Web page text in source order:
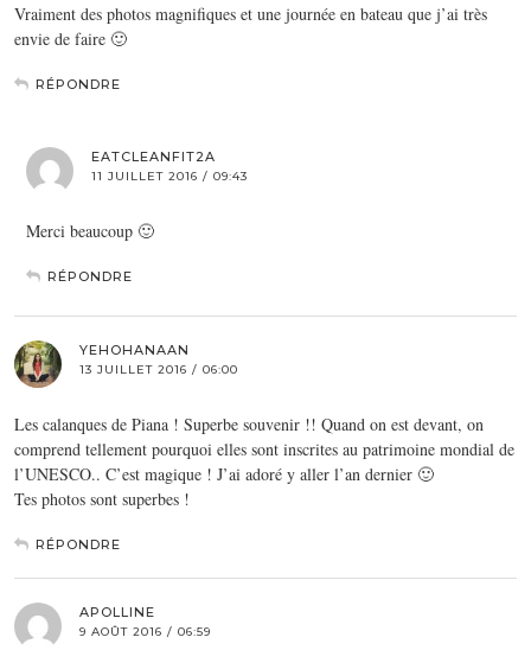
Vraiment des photos magnifiques et une journée en bateau que j’ai très
envie de faire 🙂
RÉPONDRE
EATCLEANFIT2A
11 JUILLET 2016 / 09:43
Merci beaucoup 🙂
RÉPONDRE
YEHOHANAAN
13 JUILLET 2016 / 06:00
Les calanques de Piana ! Superbe souvenir !! Quand on est devant, on
comprend tellement pourquoi elles sont inscrites au patrimoine mondial de
l’UNESCO.. C’est magique ! J’ai adoré y aller l’an dernier 🙂
Tes photos sont superbes !
RÉPONDRE
APOLLINE
9 AOÛT 2016 / 06:59